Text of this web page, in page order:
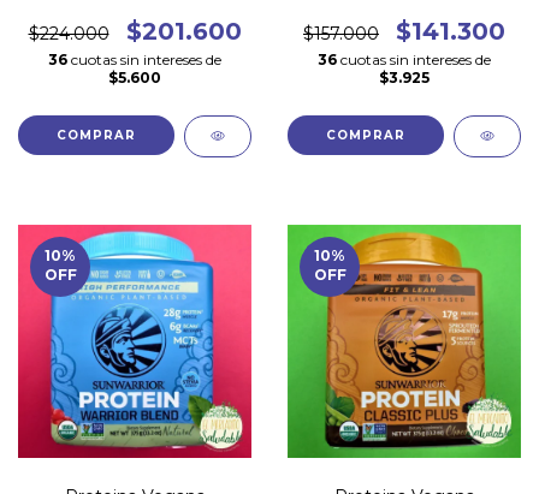
$224.000
$201.600
36 cuotas sin intereses de
$5.600
porciones)
$157.000 $141.300
36 cuotas sin intereses de
$3.925
10%
OFF
10%
OFF